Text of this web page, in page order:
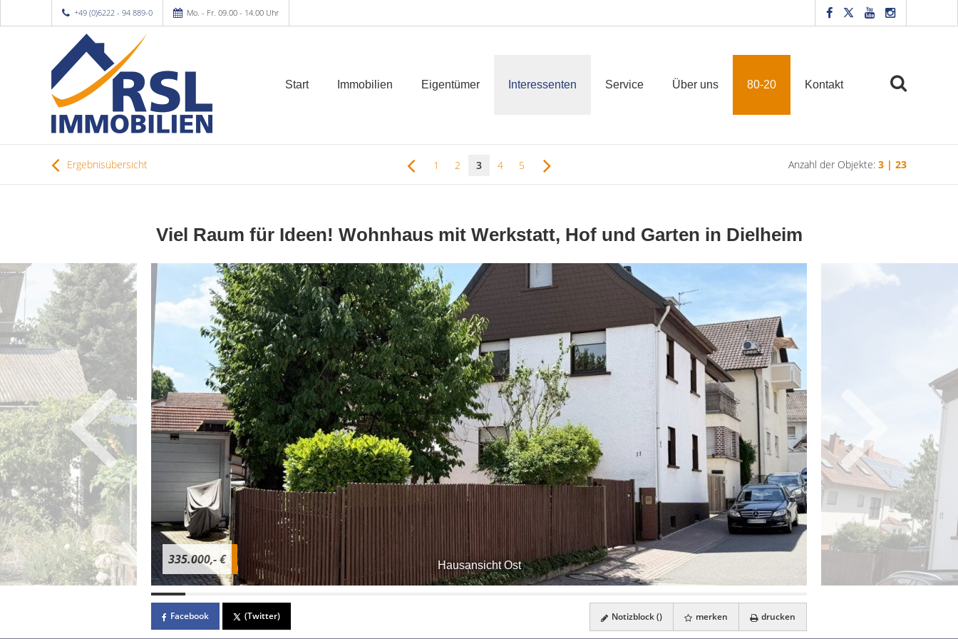
+49 (0)6222 - 94 889-0 Mo. - Fr. 09.00 - 14.00 Uhr
Start Immobilien Eigentümer Interessenten Service Über uns 80-20 Kontakt
Ergebnisübersicht 1 2 3 4 5 Anzahl der Objekte: 3 | 23
Viel Raum für Ideen! Wohnhaus mit Werkstatt, Hof und Garten in Dielheim
Hausansicht Ost
335.000,- €
Facebook (Twitter) Notizblock () merken drucken